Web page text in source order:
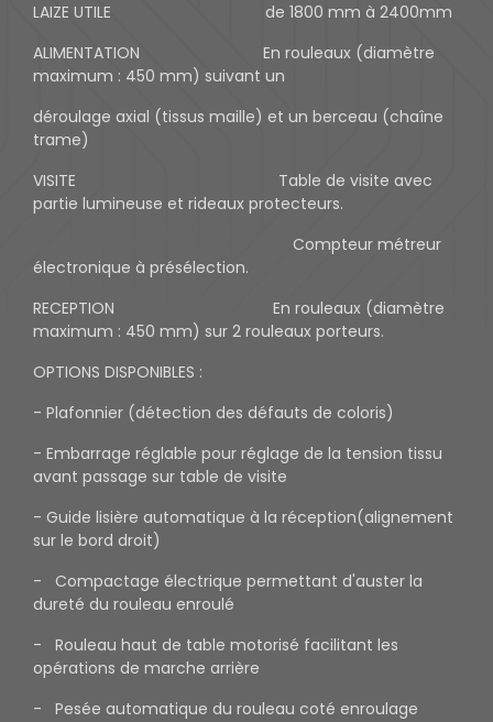
LAIZE UTILE de 1800 mm à 2400mm
ALIMENTATION En rouleaux (diamètre
maximum : 450 mm) suivant un
déroulage axial (tissus maille) et un berceau (chaîne
trame)
VISITE Table de visite avec
partie lumineuse et rideaux protecteurs.
Compteur métreur
électronique à présélection.
RECEPTION En rouleaux (diamètre
maximum : 450 mm) sur 2 rouleaux porteurs.
OPTIONS DISPONIBLES :
- Plafonnier (détection des défauts de coloris)
- Embarrage réglable pour réglage de la tension tissu
avant passage sur table de visite
- Guide lisière automatique à la réception(alignement
sur le bord droit)
- Compactage électrique permettant d'auster la
dureté du rouleau enroulé
- Rouleau haut de table motorisé facilitant les
opérations de marche arrière
- Pesée automatique du rouleau coté enroulage